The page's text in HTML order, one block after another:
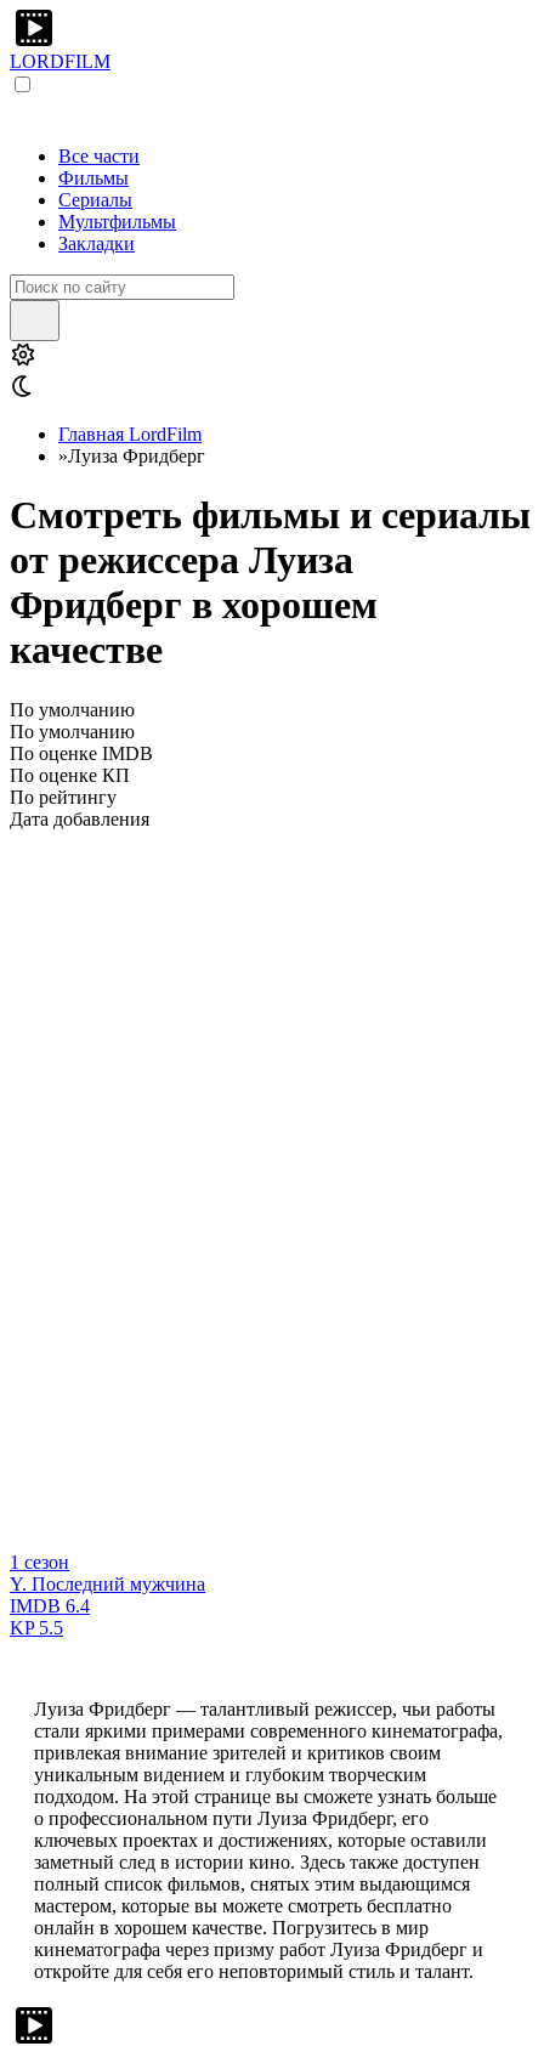
LORDFILM
Все части
Фильмы
Сериалы
Мультфильмы
Закладки
Главная LordFilm
»Луиза Фридберг
Смотреть фильмы и сериалы
от режиссера Луиза
Фридберг в хорошем
качестве
По умолчанию
По умолчанию
По оценке IMDB
По оценке КП
По рейтингу
Дата добавления
1 сезон
Y. Последний мужчина
IMDB 6.4
KP5.5
Луиза Фридберг — талантливый режиссер, чьи работы
стали яркими примерами современного кинематографа,
привлекая внимание зрителей и критиков своим
уникальным видением и глубоким творческим
подходом. На этой странице вы сможете узнать больше
о профессиональном пути Луиза Фридберг, его
ключевых проектах и достижениях, которые оставили
заметный след в истории кино. Здесь также доступен
полный список фильмов, снятых этим выдающимся
мастером, которые вы можете смотреть бесплатно
онлайн в хорошем качестве. Погрузитесь в мир
кинематографа через призму работ Луиза Фридберг и
откройте для себя его неповторимый стиль и талант.